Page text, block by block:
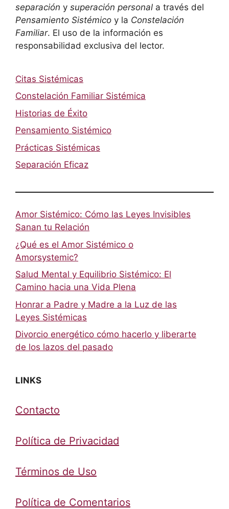
separación y superación personal a través del
Pensamiento Sistémico y la Constelación
Familiar. El uso de la información es
responsabilidad exclusiva del lector.
Citas Sistémicas
Constelación Familiar Sistémica
Historias de Éxito
Pensamiento Sistémico
Prácticas Sistémicas
Separación Eficaz
Amor Sistémico: Cómo las Leyes Invisibles
Sanan tu Relación
¿Qué es el Amor Sistémico o
Amorsystemic?
Salud Mental y Equilibrio Sistémico: El
Camino hacia una Vida Plena
Honrar a Padre y Madre a la Luz de las
Leyes Sistémicas
Divorcio energético cómo hacerlo y liberarte
de los lazos del pasado
LINKS
Contacto
Política de Privacidad
Términos de Uso
Política de Comentarios